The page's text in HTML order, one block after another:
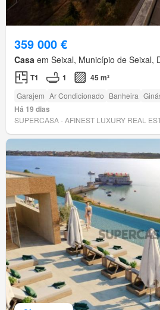
359 000 €
Casa em Seixal, Município de Seixal,
T1 1 45 m²
Garajem Ar Condicionado Banheira
Há 19 dias
SUPERCASA - AFINEST LUXURY REAL